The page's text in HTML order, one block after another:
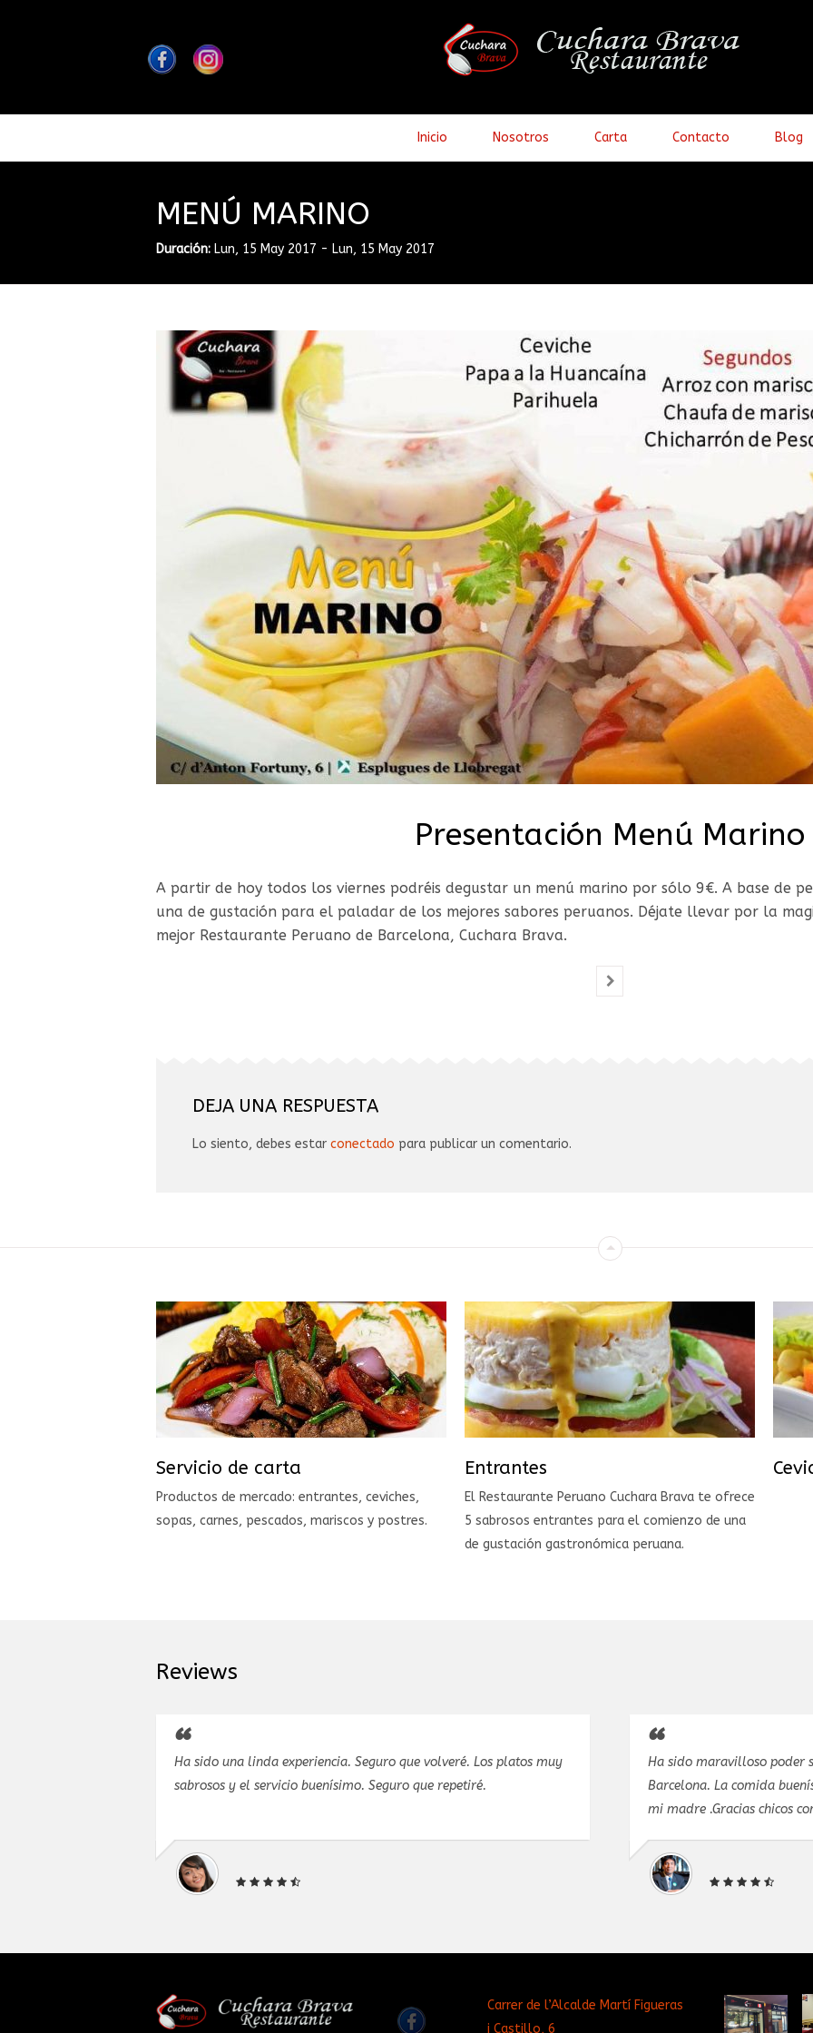
Inicio Nosotros Carta Contacto Blog
MENÚ MARINO
Duración: Lun, 15 May 2017 - Lun, 15 May 2017
Presentación Menú Marino
A partir de hoy todos los viernes podréis degustar un menú marino por sólo 9€. A base de
una de gustación para el paladar de los mejores sabores peruanos. Déjate llevar por la
mejor Restaurante Peruano de Barcelona, Cuchara Brava.
DEJA UNA RESPUESTA
Lo siento, debes estar conectado para publicar un comentario.
Servicio de carta
Productos de mercado: entrantes, ceviches,
sopas, carnes, pescados, mariscos y postres.
Entrantes
El Restaurante Peruano Cuchara Brava te ofrece
5 sabrosos entrantes para el comienzo de una
de gustación gastronómica peruana.
Reviews
una linda experiencia. Seguro que volveré. Los platos muy
y el servicio buenísimo. Seguro que repetiré.
Ha sido maravilloso poder sentir la magia de mi Perú aquí
Barcelona. La comida buenísima, nada que envidiar a la que
mi madre .Gracias chicos comí genial!
Carrer de l’Alcalde Martí Figueras
i Castillo, 6